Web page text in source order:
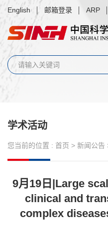
English 邮箱登录 ARP
学术活动
您当前的位置 : 首页 > 新闻公告
9月19日|Large
clinical and
complex